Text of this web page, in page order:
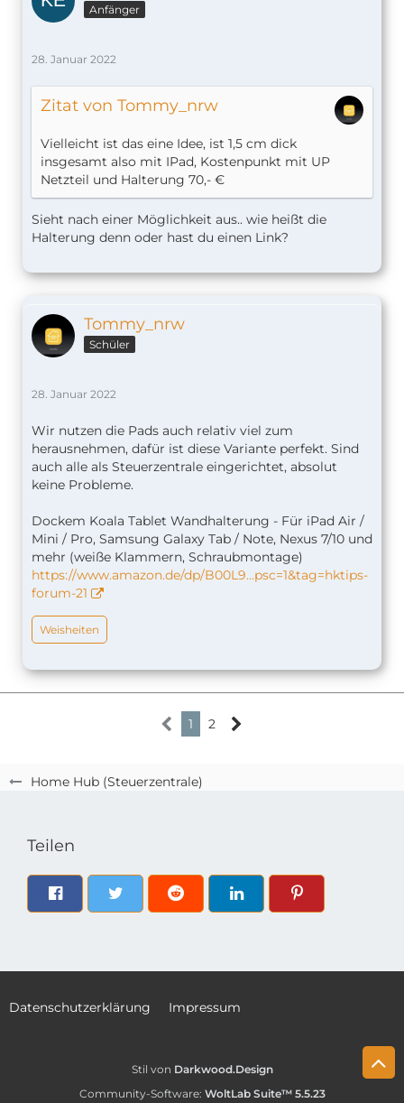
Home Hub (Steuerzentrale)
Anfänger
28. Januar 2022
Zitat von Tommy_nrw
Vielleicht ist das eine Idee, ist 1,5 cm dick
insgesamt also mit IPad, Kostenpunkt mit UP
Netzteil und Halterung 70,- €
Sieht nach einer Möglichkeit aus.. wie heißt die
Halterung denn oder hast du einen Link?
Tommy_nrw
Schüler
28. Januar 2022
Wir nutzen die Pads auch relativ viel zum
herausnehmen, dafür ist diese Variante perfekt. Sind
auch alle als Steuerzentrale eingerichtet, absolut
keine Probleme.
Dockem Koala Tablet Wandhalterung - Für iPad Air /
Mini / Pro, Samsung Galaxy Tab / Note, Nexus 7/10 und
mehr (weiße Klammern, Schraubmontage)
https://www.amazon.de/dp/B00L9…psc=1&tag=hktips-
forum-21
Weisheiten
1 2
Teilen
Datenschutzerklärung Impressum
Stil von Darkwood.Design
Community-Software: WoltLab Suite™ 5.5.23